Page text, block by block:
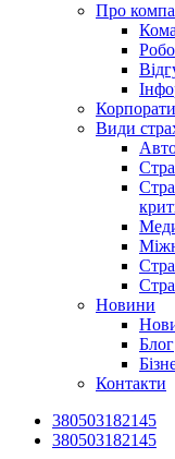
Про
Види
Новини
Блог
Контакти
380503182145
380503182145